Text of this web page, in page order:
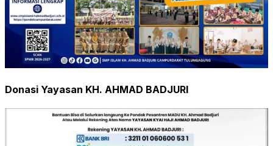
Donasi Yayasan KH. AHMAD BADJURI